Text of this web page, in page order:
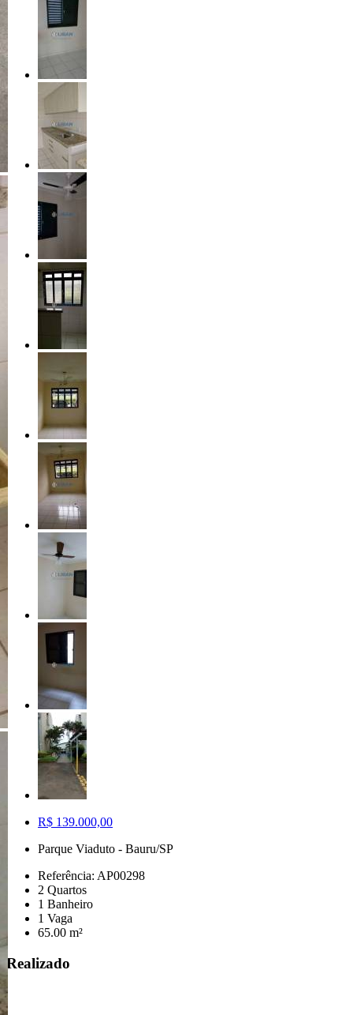
R$ 139.000,00
Parque Viaduto - Bauru/SP
Referência: AP00298
2 Quartos
1 Banheiro
1 Vaga
65.00 m²
Realizado